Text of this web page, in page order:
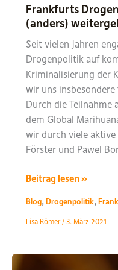
Frankfurts
(anders)
Seit vielen Jahren
Drogenpolitik auf
Kriminalisierung der
wir uns
Durch die Teilnahme
dem Global
wir durch viele aktive
Förster und Pawel
Frankfurts
–
Dieser
muss
Beitrag lesen »
Blog,Drogenpolitik,
Lisa Römer/3. März 2021